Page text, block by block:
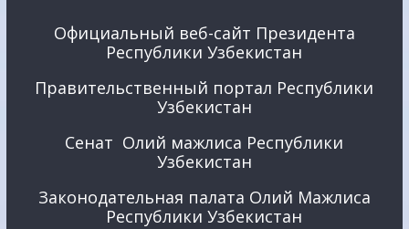
Официальный веб-сайт Президента
Республики Узбекистан
Правительственный портал Республики
Узбекистан
Сенат Олий мажлиса Республики
Узбекистан
Законодательная палата Олий Мажлиса
Республики Узбекистан